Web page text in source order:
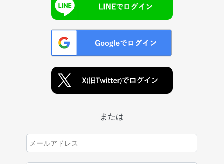
または